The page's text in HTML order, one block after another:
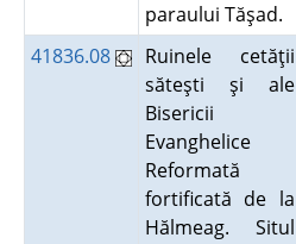
paraului Tăşad.
41836.08
Ruinele cetăţii
săteşti şi ale
Bisericii
Evanghelice
Reformată
fortificată de la
Hălmeag. Situl